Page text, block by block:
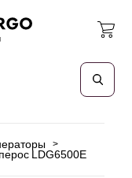
>
LDG6500E